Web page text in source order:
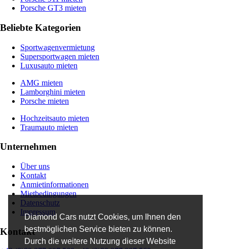
Diamond Cars nutzt Cookies, um Ihnen den
bestmöglichen Service bieten zu können.
Durch die weitere Nutzung dieser Website
Porsche GT3 mieten
Beliebte Kategorien
Sportwagenvermietung
Supersportwagen mieten
Luxusauto mieten
AMG mieten
Lamborghini mieten
Porsche mieten
Hochzeitsauto mieten
Traumauto mieten
Unternehmen
Über uns
Kontakt
Anmietinformationen
Mietbedingungen
Datenschutz
Impressum
Kontakt